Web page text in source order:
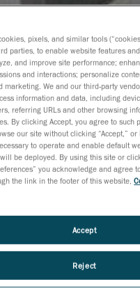
pixels, and similar tools
parties, to enable website features
and improve site performance;
and interactions; personalize
marketing. We and our third-party
information and data, including
referring URLs and other browsing
By clicking Accept, you agree to such
our site without clicking “Accept,” or
to operate and enable default
be deployed. By using this site or
you acknowledge and agree
the link in the footer of this website,
Reject
Accept